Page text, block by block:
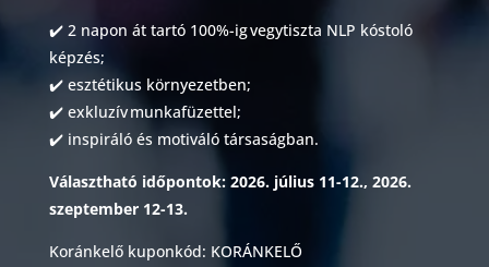
✔️ 2 napon át tartó 100%-ig vegytiszta NLP kóstoló
képzés;
✔️ esztétikus környezetben;
✔️ exkluzív munkafüzettel;
✔️ inspiráló és motiváló társaságban.
Választható időpontok: 2026. július 11-12., 2026.
szeptember 12-13.
Koránkelő kuponkód: KORÁNKELŐ